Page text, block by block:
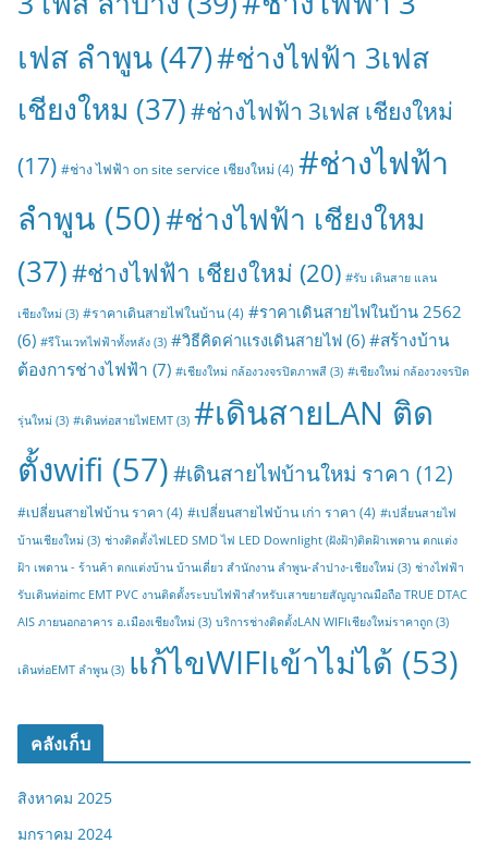
เฟส ลำพูน (47)#ช่างไฟฟ้า 3เฟส
เชียงใหม (37)#ช่างไฟฟ้า 3เฟส เชียงใหม่
(17) #ช่าง ไฟฟ้า on site service เชียงใหม่ (4) #ช่างไฟฟ้า
ลำพูน (50)#ช่างไฟฟ้า เชียงใหม
(37)#ช่างไฟฟ้า เชียงใหม่ (20) #รับ เดินสาย แลน
เชียงใหม่ (3) #ราคาเดินสายไฟในบ้าน(4) #ราคาเดินสายไฟในบ้าน 2562
(6) #รีโนเวทไฟฟ้าทั้งหลัง (3) #วิธีคิดค่าแรงเดินสายไฟ (6) #สร้างบ้าน
ต้องการช่างไฟฟ้า (7) #เชียงใหม่ กล้องวงจรปิดภาพสี (3) #เชียงใหม่ กล้องวงจรปิด
รุ่นใหม่ (3) #เดินท่อสายไฟEMT (3) #เดินสายLAN ติด
ตั้งwifi (57)#เดินสายไฟบ้านใหม่ ราคา (12)
#เปลี่ยนสายไฟบ้าน ราคา (4) #เปลี่ยนสายไฟบ้าน เก่า ราคา (4) #เปลี่ยนสายไฟ
บ้านเชียงใหม่ (3) ช่างติดตั้งไฟLED SMD ไฟ LED Downlight (ฝังฝ้า)ติดฝ้าเพดาน ตกแต่ง
ฝ้า เพดาน - ร้านค้า ตกแต่งบ้าน บ้านเดี่ยว สำนักงาน ลำพูน-ลำปาง-เชียงใหม่ (3) ช่างไฟฟ้า
รับเดินท่อimc EMT PVC งานติดตั้งระบบไฟฟ้าสำหรับเสาขยายสัญญาณมือถือ TRUE DTAC
AIS ภายนอกอาคาร อ.เมืองเชียงใหม่ (3) บริการช่างติดตั้งLAN WIFIเชียงใหม่ราคาถูก (3)
เดินท่อEMT ลำพูน (3) แก้ไขWIFIเข้าไม่ได้ (53)
คลังเก็บ
สิงหาคม 2025
มกราคม 2024